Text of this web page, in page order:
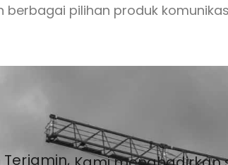
berbagai pilihan produk